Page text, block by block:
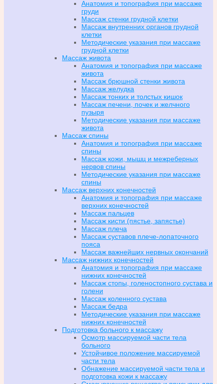
Анатомия и топография при массаже
груди
Массаж стенки грудной клетки
Массаж внутренних органов грудной
клетки
Методические указания при массаже
грудной клетки
Массаж живота
Анатомия и топография при массаже
живота
Массаж брюшной стенки живота
Массаж желудка
Массаж тонких и толстых кишок
Массаж печени, почек и желчного
пузыря
Методические указания при массаже
живота
Массаж спины
Анатомия и топография при массаже
спины
Массаж кожи, мышц и межреберных
нервов спины
Методические указания при массаже
спины
Массаж верхних конечностей
Анатомия и топография при массаже
верхних конечностей
Массаж пальцев
Массаж кисти (пястье, запястье)
Массаж плеча
Массаж суставов плече-лопаточного
пояса
Массаж важнейших нервных окончаний
Массаж нижних конечностей
Анатомия и топография при массаже
нижних конечностей
Массаж стопы, голеностопного сустава и
голени
Массаж коленного сустава
Массаж бедра
Методические указания при массаже
нижних конечностей
Подготовка больного к массажу
Осмотр массируемой части тела
больного
Устойчивое положение массируемой
части тела
Обнажение массируемой части тела и
подготовка кожи к массажу